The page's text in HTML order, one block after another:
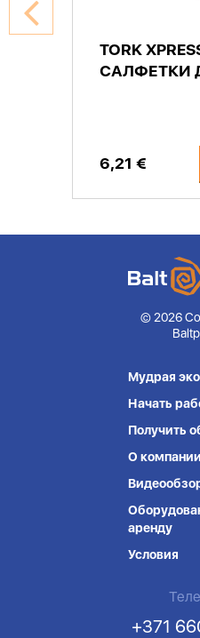
TORK
САЛФЕТКИ
6,21 €
© 2026
Мудрая
Начать
Получить
О компании
аренду
Условия
+371